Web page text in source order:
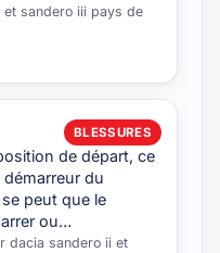
et sandero iii pays de
BLESSURES
de départ, ce
du
peut que le
ou…
dacia sandero ii et